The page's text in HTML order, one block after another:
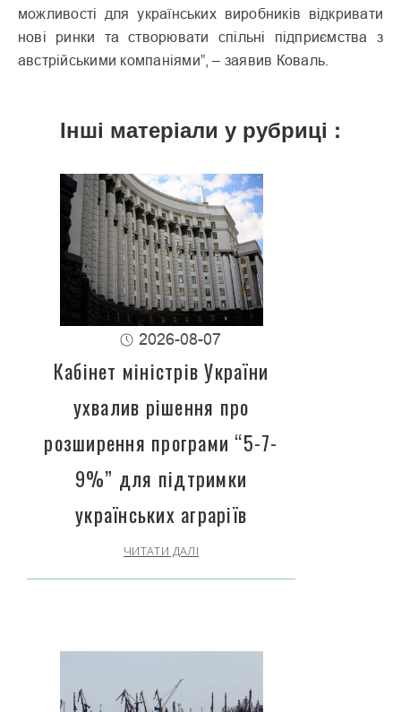
можливості для українських виробників відкривати
нові ринки та створювати спільні підприємства з
австрійськими компаніями”, – заявив Коваль.
Інші матеріали у рубриці :
2026-08-07
Кабінет міністрів України
ухвалив рішення про
розширення програми “5-7-
9%” для підтримки
українських аграріїв
ЧИТАТИ ДАЛІ